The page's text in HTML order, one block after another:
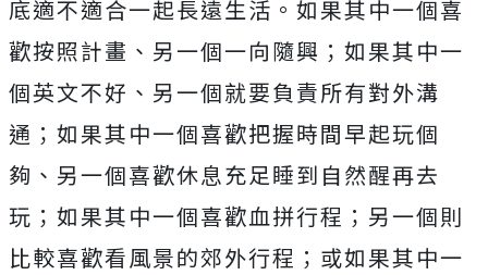
底適不適合一起長遠生活。如果其中一個喜
歡按照計畫、另一個一向隨興；如果其中一
個英文不好、另一個就要負責所有對外溝
通；如果其中一個喜歡把握時間早起玩個
夠、另一個喜歡休息充足睡到自然醒再去
玩；如果其中一個喜歡血拼行程；另一個則
比較喜歡看風景的郊外行程；或如果其中一